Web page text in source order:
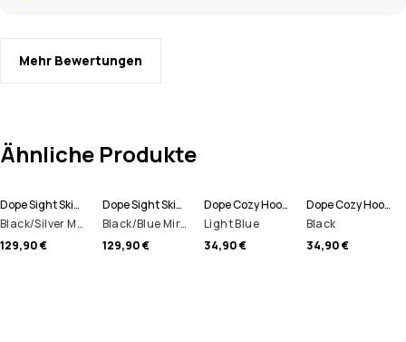
Mehr Bewertungen
Ähnliche Produkte
Dope Sight Skibrille
Black/Silver Mirror
129,90 €
Dope Sight Skibrille
Black/Blue Mirror
129,90 €
Dope Cozy Hood II Schlauchtuch
Light Blue
34,90 €
Dope Cozy Hood II Schlauchtuch
Black
34,90 €